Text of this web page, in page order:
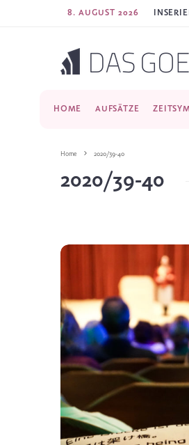
8. AUGUST 2026
HOME AUFSÄTZE
Home 2020/39-40
2020/39-40